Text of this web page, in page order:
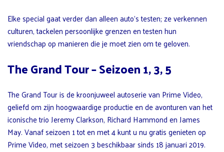
Elke special gaat verder dan alleen auto’s testen; ze verkennen
culturen, tackelen persoonlijke grenzen en testen hun
vriendschap op manieren die je moet zien om te geloven.
The Grand Tour – Seizoen 1, 3, 5
The Grand Tour is de kroonjuweel autoserie van Prime Video,
geliefd om zijn hoogwaardige productie en de avonturen van het
iconische trio Jeremy Clarkson, Richard Hammond en James
May. Vanaf seizoen 1 tot en met 4 kunt u nu gratis genieten op
Prime Video, met seizoen 3 beschikbaar sinds 18 januari 2019.